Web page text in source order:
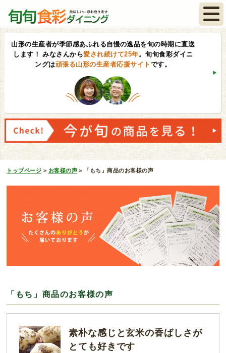
山形の生産者が季節感あふれる自慢の逸品を旬の時期に直送
します！ みなさんから愛され続けて25年。旬旬食彩ダイニ
ングは頑張る山形の生産者応援サイト です。
トップページ > お客様の声 > 「もち」商品のお客様の声
「もち」商品のお客様の声
素朴な感じと玄米の香ばしさが
とても好きです